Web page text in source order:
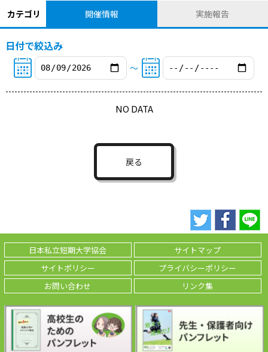
カテゴリ 開催情報 実施報告
日付で絞込み
〜
NO DATA
戻る
日本私立短期大学協会
サイトマップ
サイトポリシー
プライバシーポリシー
お問い合わせ
リンク集